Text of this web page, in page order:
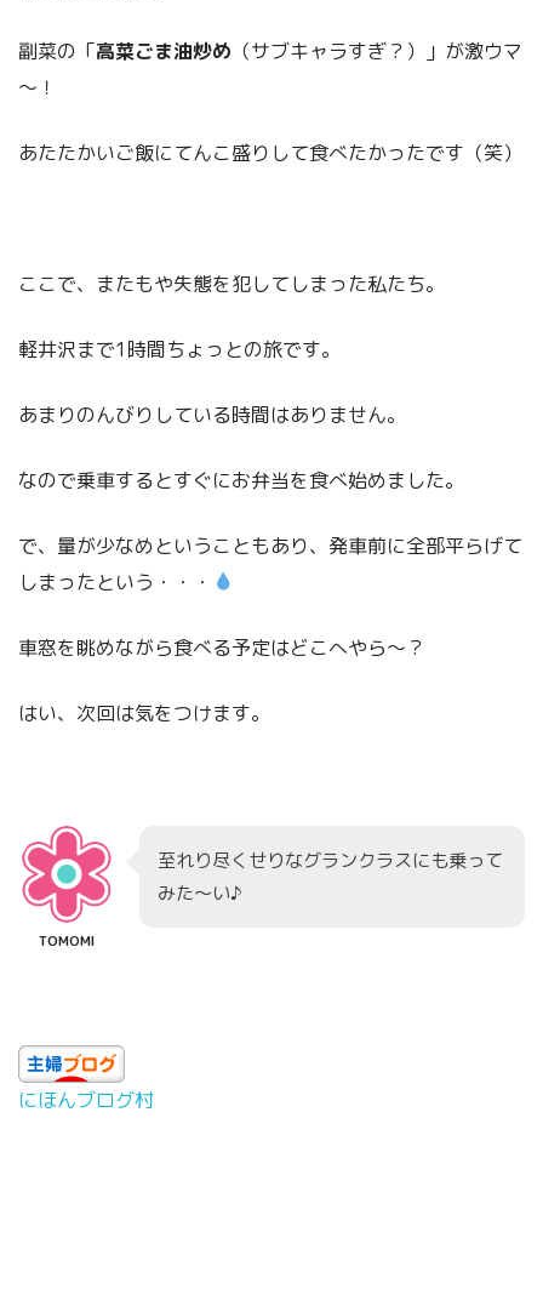
副菜の「高菜ごま油炒め （サブキャラすぎ？）」が激ウマ
～！
あたたかいご飯にてんこ盛りして食べたかったです（笑）
ここで、またもや失態を犯してしまった私たち。
軽井沢まで1時間ちょっとの旅です。
あまりのんびりしている時間はありません。
なので乗車するとすぐにお弁当を食べ始めました。
で、量が少なめということもあり、発車前に全部平らげて
しまったという・・・
車窓を眺めながら食べる予定はどこへやら〜？
はい、次回は気をつけます。
TOMOMI
至れり尽くせりなグランクラスにも乗って
みた〜い♪
にほんブログ村